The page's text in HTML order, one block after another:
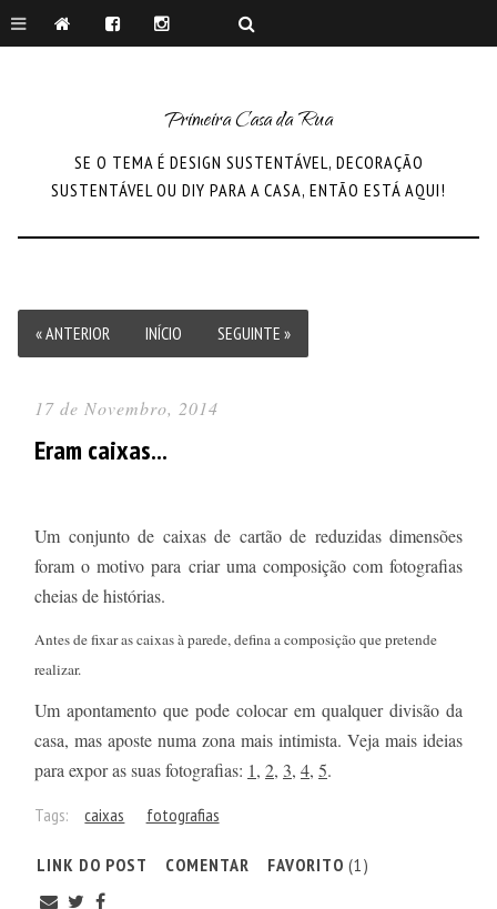
Primeira Casa da Rua
SE O TEMA É DESIGN SUSTENTÁVEL, DECORAÇÃO
SUSTENTÁVEL OU DIY PARA A CASA, ENTÃO ESTÁ AQUI!
« ANTERIOR INÍCIO SEGUINTE »
17 de Novembro, 2014
Eram caixas...
Um conjunto de caixas de cartão de reduzidas dimensões
foram o motivo para criar uma composição com fotografias
cheias de histórias.
Antes de fixar as caixas à parede, defina a composição que pretende
realizar.
Um apontamento que pode colocar em qualquer divisão da
casa, mas aposte numa zona mais intimista. Veja mais ideias
para expor as suas fotografias: 1, 2, 3, 4, 5.
Tags: caixas fotografias
LINK DO POST COMENTAR FAVORITO (1)